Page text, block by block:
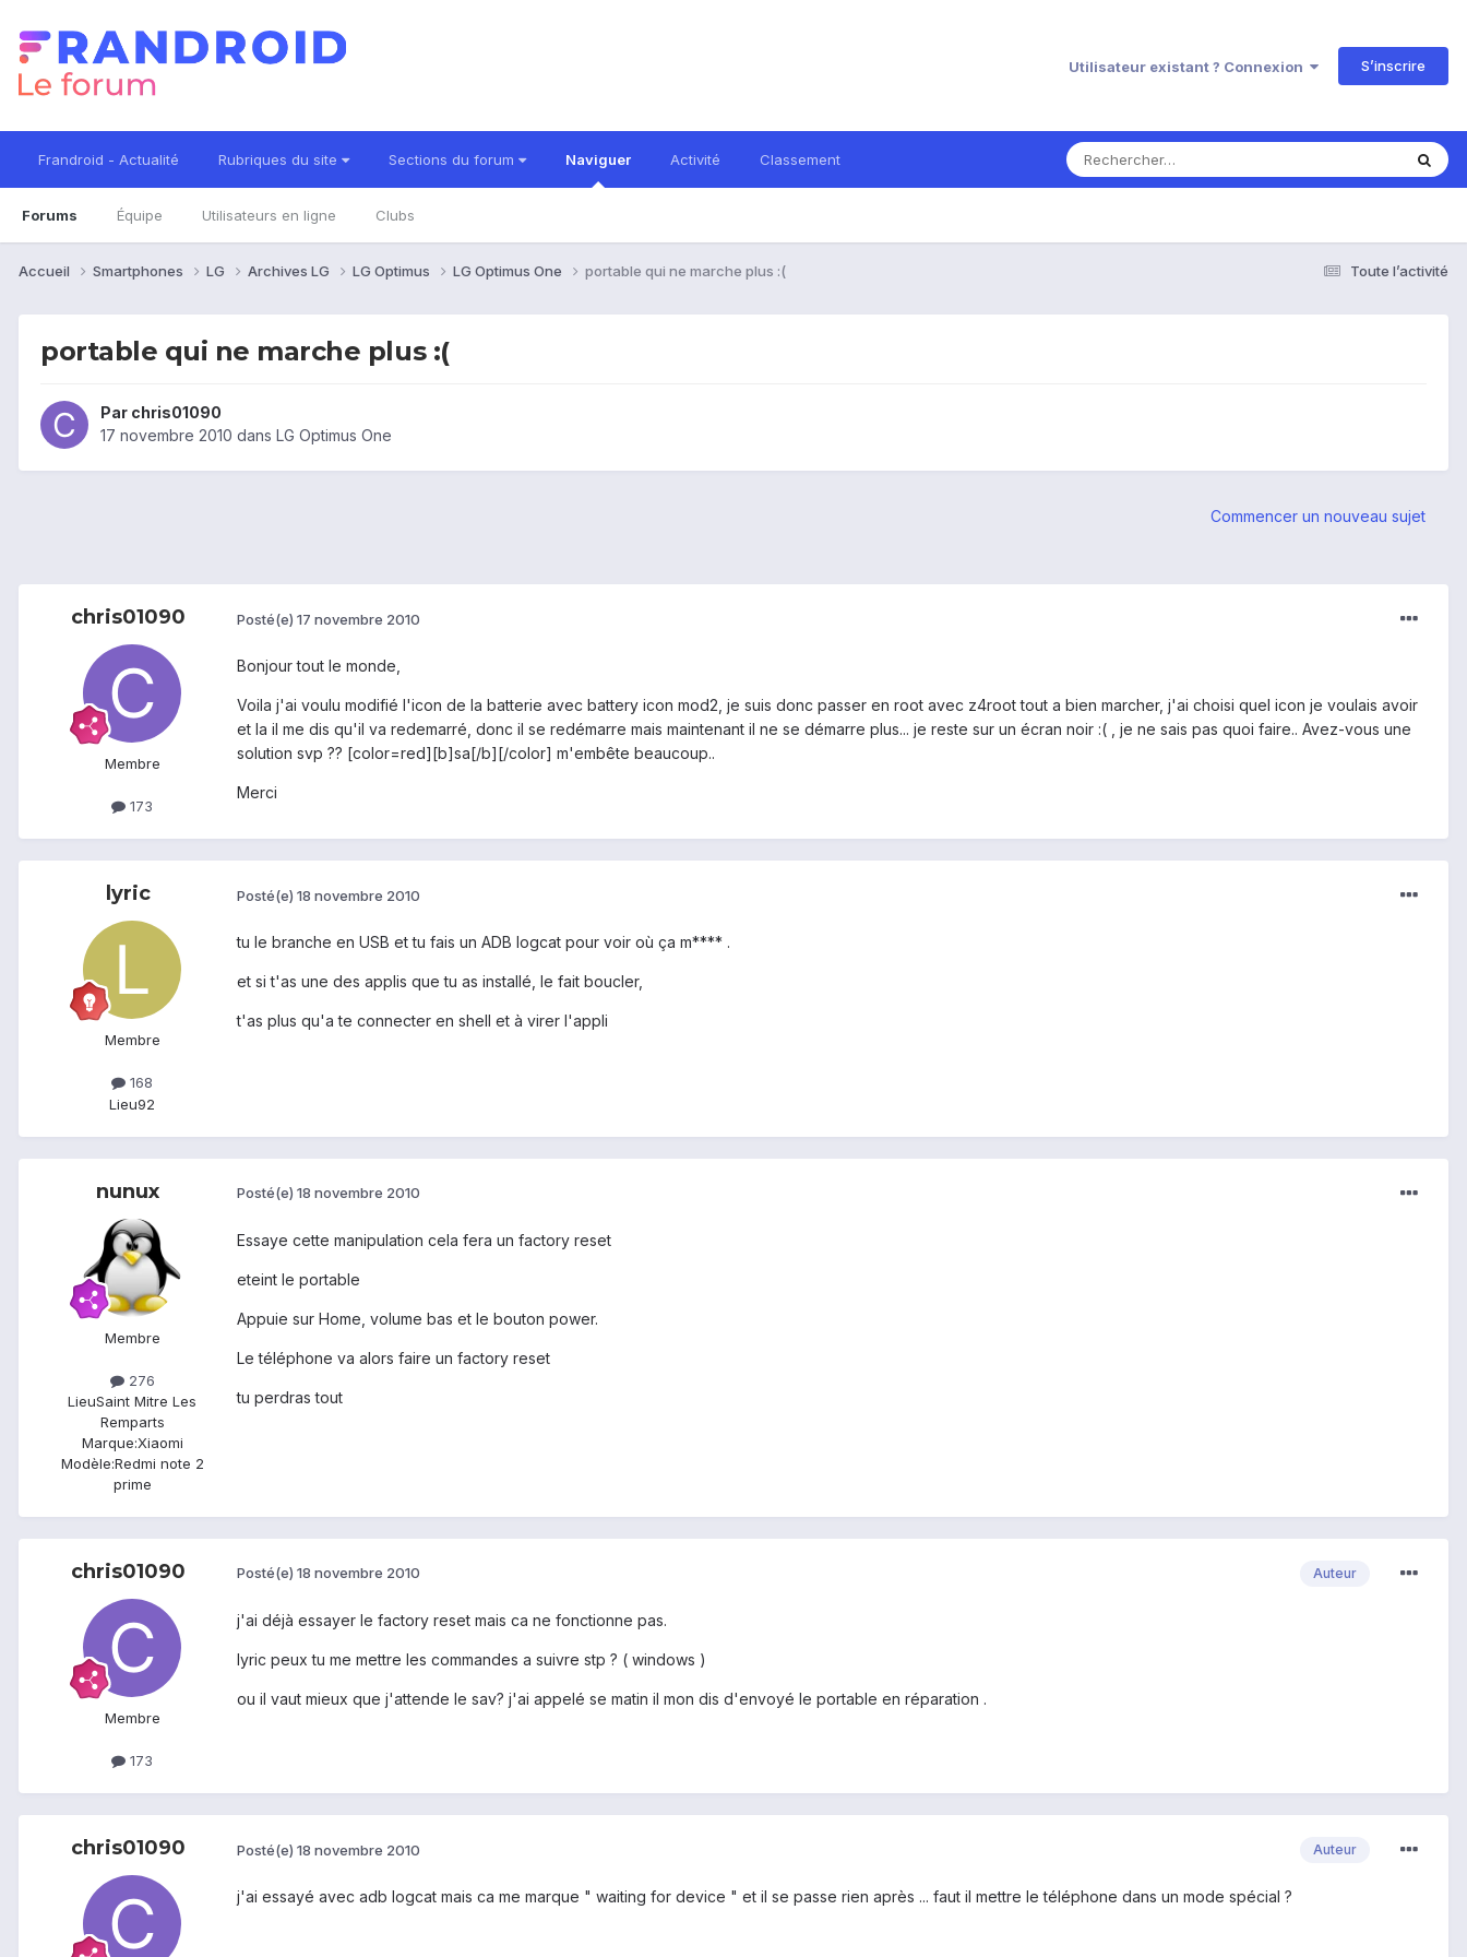
Utilisateur existant ? Connexion S’inscrire
Frandroid - Actualité Rubriques du site Sections du forum Naviguer
Forums Équipe Utilisateurs en ligne Clubs
Activité Classement
Toute l’activité
Accueil Smartphones LG Archives LG LG Optimus LG Optimus One portable qui ne marche plus :(
portable qui ne marche plus :(
Par chris01090
17 novembre 2010 dans LG Optimus One
Commencer un nouveau sujet
chris01090
Membre
173
Posté(e) 17 novembre 2010
Bonjour tout le monde,
Voila j'ai voulu modifié l'icon de la batterie avec battery icon mod2, je suis donc passer en root avec z4root tout a bien marcher, j'ai choisi quel icon je voulais avoir
et la il me dis qu'il va redemarré, donc il se redémarre mais maintenant il ne se démarre plus... je reste sur un écran noir :( , je ne sais pas quoi faire.. Avez-vous une
solution svp ?? [color=red][b]sa[/b][/color] m'embête beaucoup..
Merci
lyric
Membre
168
Lieu92
Posté(e) 18 novembre 2010
tu le branche en USB et tu fais un ADB logcat pour voir où ça m**** .
et si t'as une des applis que tu as installé, le fait boucler,
t'as plus qu'a te connecter en shell et à virer l'appli
nunux
Membre
276
LieuSaint Mitre Les
Remparts
Marque:Xiaomi
Modèle:Redmi note 2
prime
Posté(e) 18 novembre 2010
Essaye cette manipulation cela fera un factory reset
eteint le portable
Appuie sur Home, volume bas et le bouton power.
Le téléphone va alors faire un factory reset
tu perdras tout
chris01090
Membre
173
Auteur
Posté(e) 18 novembre 2010
j'ai déjà essayer le factory reset mais ca ne fonctionne pas.
lyric peux tu me mettre les commandes a suivre stp ? ( windows )
ou il vaut mieux que j'attende le sav? j'ai appelé se matin il mon dis d'envoyé le portable en réparation .
chris01090 Auteur
Posté(e) 18 novembre 2010
j'ai essayé avec adb logcat mais ca me marque " waiting for device " et il se passe rien après ... faut il mettre le téléphone dans un mode spécial ?